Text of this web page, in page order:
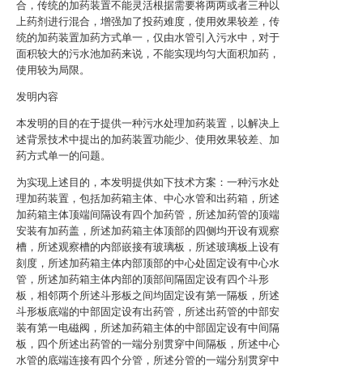
合，传统的加药装置不能灵活根据需要将两两或者三种以
上药剂进行混合，增强加了投药难度，使用效果较差，传
统的加药装置加药方式单一，仅由水管引入污水中，对于
面积较大的污水池加药来说，不能实现均匀大面积加药，
使用较为局限。
发明内容
本发明的目的在于提供一种污水处理加药装置，以解决上
述背景技术中提出的加药装置功能少、使用效果较差、加
药方式单一的问题。
为实现上述目的，本发明提供如下技术方案：一种污水处
理加药装置，包括加药箱主体、中心水管和出药箱，所述
加药箱主体顶端间隔设有四个加药管，所述加药管的顶端
安装有加药盖，所述加药箱主体顶部的四侧均开设有观察
槽，所述观察槽的内部嵌接有玻璃板，所述玻璃板上设有
刻度，所述加药箱主体内部顶部的中心处固定设有中心水
管，所述加药箱主体内部的顶部间隔固定设有四个斗形
板，相邻两个所述斗形板之间均固定设有第一隔板，所述
斗形板底端的中部固定设有出药管，所述出药管的中部安
装有第一电磁阀，所述加药箱主体的中部固定设有中间隔
板，四个所述出药管的一端分别贯穿中间隔板，所述中心
水管的底端连接有四个分管，所述分管的一端分别贯穿中